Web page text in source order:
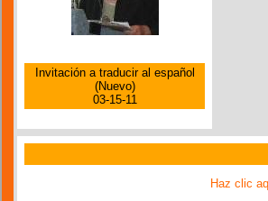
Invitación a traducir al español
(Nuevo)
03-15-11
Haz clic